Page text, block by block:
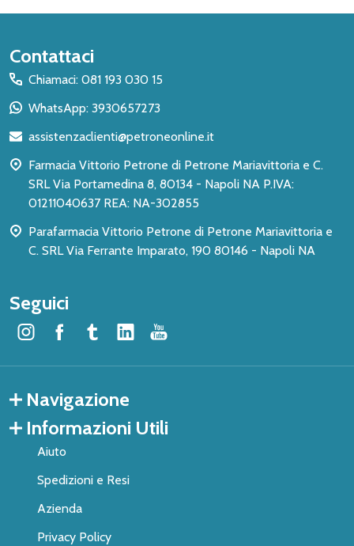
Inizio
del
piè
pagina
Contattaci
Chiamaci: 081 193 030 15
WhatsApp: 3930657273
assistenzaclienti@petroneonline.it
Farmacia Vittorio Petrone di Petrone Mariavittoria e C.
SRL Via Portamedina 8, 80134 - Napoli NA P.IVA:
01211040637 REA: NA-302855
Parafarmacia Vittorio Petrone di Petrone Mariavittoria e
C. SRL Via Ferrante Imparato, 190 80146 - Napoli NA
Seguici
Navigazione
Informazioni Utili
Aiuto
Spedizioni e Resi
Azienda
Privacy Policy